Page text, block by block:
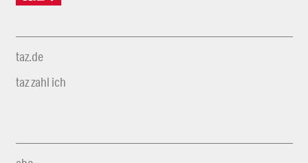
taz.de
taz zahl ich